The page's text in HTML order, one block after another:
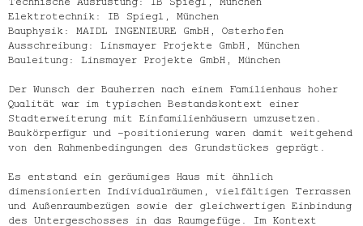
Elektrotechnik: IB Spiegl, München
Bauphysik: MAIDL INGENIEURE GmbH, Osterhofen
Ausschreibung: Linsmayer Projekte GmbH, München
Bauleitung: Linsmayer Projekte GmbH, München
Der Wunsch der Bauherren nach einem Familienhaus hoher
Qualität war im typischen Bestandskontext einer
Stadterweiterung mit Einfamilienhäusern umzusetzen.
Baukörperfigur und –positionierung waren damit weitgehend
von den Rahmenbedingungen des Grundstückes geprägt.
Es entstand ein geräumiges Haus mit ähnlich
dimensionierten Individualräumen, vielfältigen Terrassen
und Außenraumbezügen sowie der gleichwertigen Einbindung
des Untergeschosses in das Raumgefüge. Im Kontext